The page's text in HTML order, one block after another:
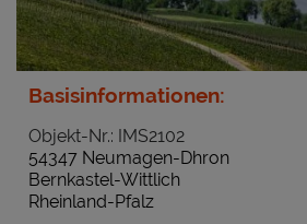
Basisinformationen:
Objekt-Nr.: IMS2102
54347 Neumagen-Dhron
Bernkastel-Wittlich
Rheinland-Pfalz